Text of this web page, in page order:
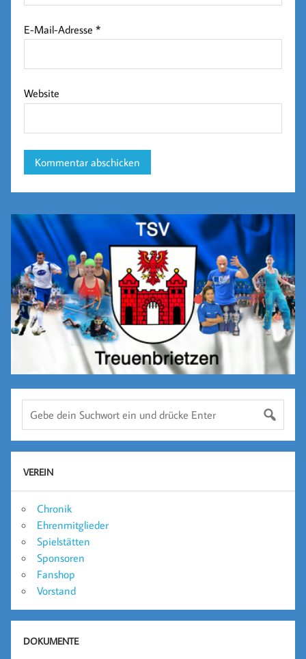
E-Mail-Adresse*
Website
VEREIN
Chronik
Ehrenmitglieder
Spielstätten
Sponsoren
Fanshop
Vorstand
DOKUMENTE